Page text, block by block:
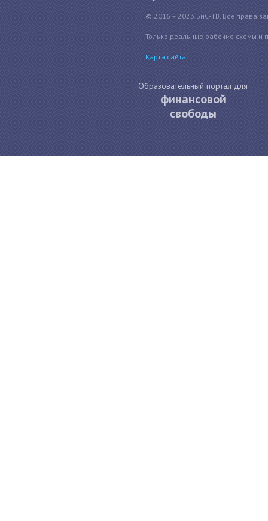
© 2016 – 2023 БиС-ТВ, Все права
Только реальные рабочие схемы и
Карта сайта
Образовательный портал для
финансовой
свободы